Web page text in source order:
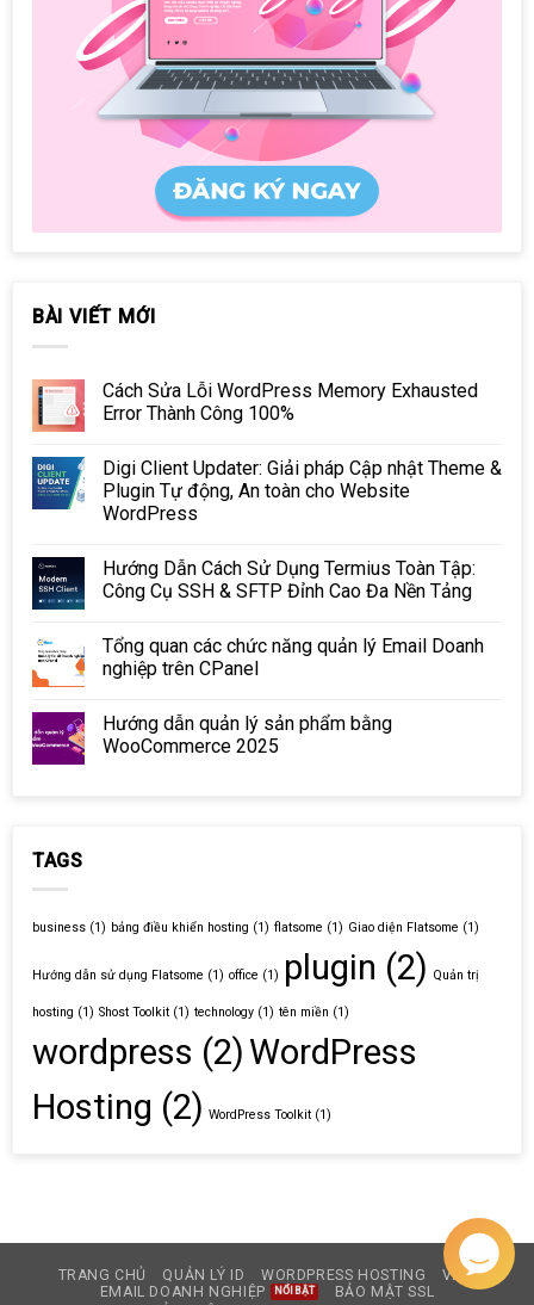
BÀI VIẾT MỚI
Cách Sửa Lỗi WordPress Memory Exhausted
Error Thành Công 100%
Digi Client Updater: Giải pháp Cập nhật Theme &
Plugin Tự động, An toàn cho Website
WordPress
Hướng Dẫn Cách Sử Dụng Termius Toàn Tập:
Công Cụ SSH & SFTP Đỉnh Cao Đa Nền Tảng
Tổng quan các chức năng quản lý Email Doanh
nghiệp trên CPanel
Hướng dẫn quản lý sản phẩm bằng
WooCommerce 2025
TAGS
business(1) bảng điều khiển hosting (1) flatsome (1) Giao diện Flatsome (1)
Hướng dẫn sử dụng Flatsome (1) office (1) plugin (2) Quản trị
hosting (1) Shost Toolkit(1) technology(1) tên miền (1)
wordpress (2) WordPress
Hosting (2) WordPress Toolkit(1)
TRANG CHỦ QUẢN LÝ ID WORDPRESS HOSTING
VPS
EMAIL DOANH NGHIỆP
BẢO MẬT SSL